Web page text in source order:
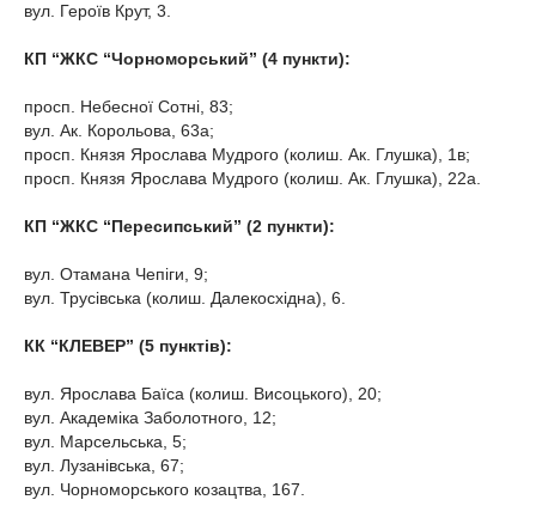
вул. Героїв Крут, 3.
КП “ЖКС “Чорноморський” (4 пункти):
просп. Небесної Сотні, 83;
вул. Ак. Корольова, 63а;
просп. Князя Ярослава Мудрого (колиш. Ак. Глушка), 1в;
просп. Князя Ярослава Мудрого (колиш. Ак. Глушка), 22а.
КП “ЖКС “Пересипський” (2 пункти):
вул. Отамана Чепіги, 9;
вул. Трусівська (колиш. Далекосхідна), 6.
КК “КЛЕВЕР” (5 пунктів):
вул. Ярослава Баїса (колиш. Висоцького), 20;
вул. Академіка Заболотного, 12;
вул. Марсельська, 5;
вул. Лузанівська, 67;
вул. Чорноморського козацтва, 167.